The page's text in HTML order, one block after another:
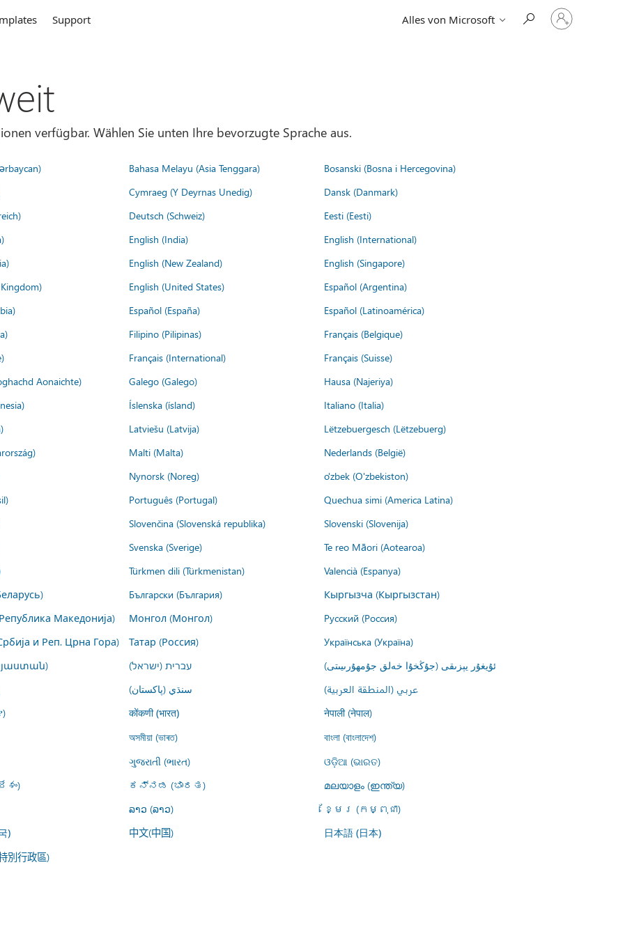
Support Alles von Microsoft
Bei
Ihrem
Konto
verfügbar. Wählen Sie unten Ihre bevorzugte Sprache aus.
Bahasa Melayu (Asia Tenggara)
Bosanski (Bosna i Hercegovina)
Cymraeg (Y Deyrnas Unedig)
Dansk (Danmark)
Deutsch (Schweiz)
Eesti (Eesti)
English (India)
English (International)
English (New Zealand)
English (Singapore)
English (United States)
Español (Argentina)
Español (España)
Español (Latinoamérica)
Filipino (Pilipinas)
Français (Belgique)
Français (International)
Français (Suisse)
Aonaichte) Galego (Galego)
Hausa (Najeriya)
Íslenska (ísland)
Italiano (Italia)
Latviešu (Latvija)
Lëtzebuergesch (Lëtzebuerg)
Malti (Malta)
Nederlands (België)
Nynorsk (Noreg)
o'zbek (O'zbekiston)
Português (Portugal)
Quechua simi (America Latina)
Slovenčina (Slovenská republika)
Slovenski (Slovenija)
Svenska (Sverige)
Te reo Māori (Aotearoa)
Türkmen dili (Türkmenistan)
Valencià (Espanya)
Български (България)
Кыргызча (Кыргызстан)
Македонија) Монгол (Монгол)
Русский (Россия)
и Реп. Црна Гора) Татар (Россия)
Українська (Україна)
עברית (ישראל)
ئۇيغۇر يېزىقى (جۇڭخۇا خەلق جۇمھۇرىيىتى)
سنڌي (پاکستان)
عربي (المنطقة العربية)
कोंकणी (भारत)
नेपाली (नेपाल)
অসমীয়া (ভাৰত)
বাংলা (বাংলাদেশ)
ગુજરાતી (ભારત)
ଓଡ଼ିଆ (ଭାରତ)
ಕನ್ನಡ (ಭಾರತ)
മലയാളം (ഇന്ത്യ)
ລາວ (ລາວ)
ខ្មែរ (កម្ពុជា)
) 中文(中国) 日本語 (日本)
別行政區)